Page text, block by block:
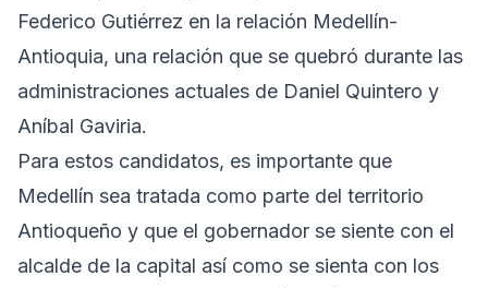
Federico Gutiérrez en la relación Medellín-
Antioquia, una relación que se quebró durante las
administraciones actuales de Daniel Quintero y
Aníbal Gaviria.
Para estos candidatos, es importante que
Medellín sea tratada como parte del territorio
Antioqueño y que el gobernador se siente con el
alcalde de la capital así como se sienta con los